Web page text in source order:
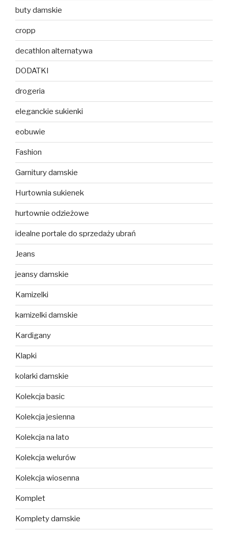
buty damskie
cropp
decathlon alternatywa
DODATKI
drogeria
eleganckie sukienki
eobuwie
Fashion
Garnitury damskie
Hurtownia sukienek
hurtownie odzieżowe
idealne portale do sprzedaży ubrań
Jeans
jeansy damskie
Kamizelki
kamizelki damskie
Kardigany
Klapki
kolarki damskie
Kolekcja basic
Kolekcja jesienna
Kolekcja na lato
Kolekcja welurów
Kolekcja wiosenna
Komplet
Komplety damskie